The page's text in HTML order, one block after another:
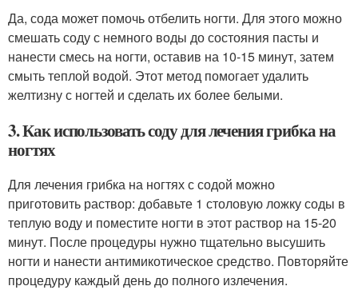
Да, сода может помочь отбелить ногти. Для этого можно
смешать соду с немного воды до состояния пасты и
нанести смесь на ногти, оставив на 10-15 минут, затем
смыть теплой водой. Этот метод помогает удалить
желтизну с ногтей и сделать их более белыми.
3. Как использовать соду для лечения грибка на
ногтях
Для лечения грибка на ногтях с содой можно
приготовить раствор: добавьте 1 столовую ложку соды в
теплую воду и поместите ногти в этот раствор на 15-20
минут. После процедуры нужно тщательно высушить
ногти и нанести антимикотическое средство. Повторяйте
процедуру каждый день до полного излечения.